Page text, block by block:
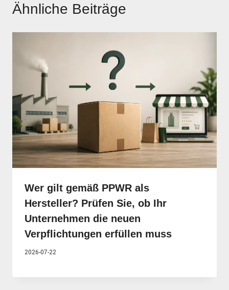
Ähnliche Beiträge
Wer gilt gemäß PPWR als
Hersteller? Prüfen Sie, ob Ihr
Unternehmen die neuen
Verpflichtungen erfüllen muss
2026-07-22